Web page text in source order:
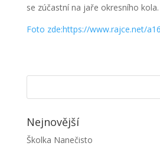
se zúčastní na jaře okresního kola.
Foto zde:https://www.rajce.net/
Nejnovější
Školka Nanečisto